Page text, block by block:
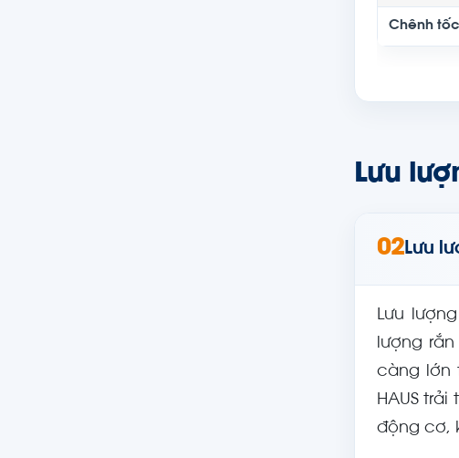
Chênh
Lưu
02Lưu
Lưu
lượng
càng lớn
HAUS
động cơ,